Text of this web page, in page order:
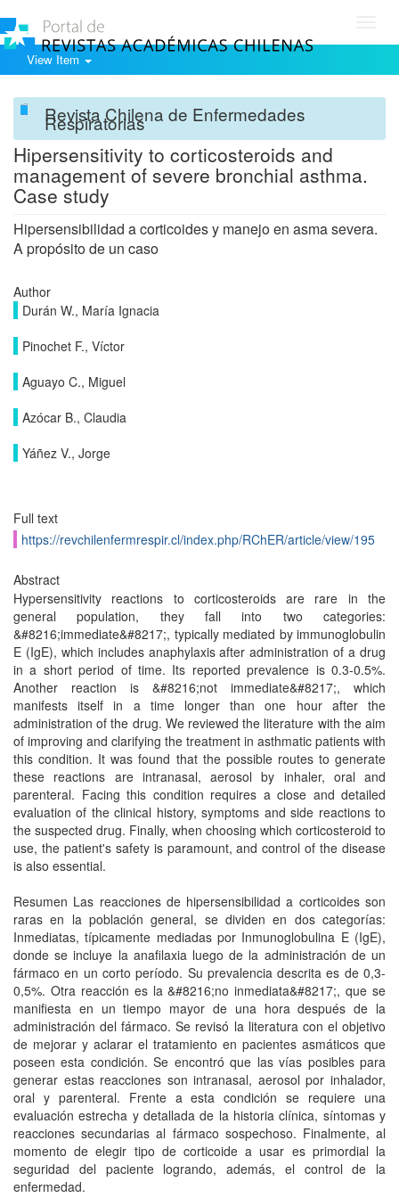
View Item
Revista Chilena de Enfermedades
Respiratorias
Hipersensitivity to corticosteroids and
management of severe bronchial asthma.
Case study
Hipersensibilidad a corticoides y manejo en asma severa.
A propósito de un caso
Author
Durán W., María Ignacia
Pinochet F., Víctor
Aguayo C., Miguel
Azócar B., Claudia
Yáñez V., Jorge
Full text
https://revchilenfermrespir.cl/index.php/RChER/article/view/195
Abstract
Hypersensitivity reactions to corticosteroids are rare in the
general population, they fall into two categories:
&#8216;immediate&#8217;, typically mediated by immunoglobulin
E (IgE), which includes anaphylaxis after administration of a drug
in a short period of time. Its reported prevalence is 0.3-0.5%.
Another reaction is &#8216;not immediate&#8217;, which
manifests itself in a time longer than one hour after the
administration of the drug. We reviewed the literature with the aim
of improving and clarifying the treatment in asthmatic patients with
this condition. It was found that the possible routes to generate
these reactions are intranasal, aerosol by inhaler, oral and
parenteral. Facing this condition requires a close and detailed
evaluation of the clinical history, symptoms and side reactions to
the suspected drug. Finally, when choosing which corticosteroid to
use, the patient's safety is paramount, and control of the disease
is also essential.
Resumen Las reacciones de hipersensibilidad a corticoides son
raras en la población general, se dividen en dos categorías:
Inmediatas, típicamente mediadas por Inmunoglobulina E (IgE),
donde se incluye la anafilaxia luego de la administración de un
fármaco en un corto período. Su prevalencia descrita es de 0,3-
0,5%. Otra reacción es la &#8216;no inmediata&#8217;, que se
manifiesta en un tiempo mayor de una hora después de la
administración del fármaco. Se revisó la literatura con el objetivo
de mejorar y aclarar el tratamiento en pacientes asmáticos que
poseen esta condición. Se encontró que las vías posibles para
generar estas reacciones son intranasal, aerosol por inhalador,
oral y parenteral. Frente a esta condición se requiere una
evaluación estrecha y detallada de la historia clínica, síntomas y
reacciones secundarias al fármaco sospechoso. Finalmente, al
momento de elegir tipo de corticoide a usar es primordial la
seguridad del paciente logrando, además, el control de la
enfermedad.